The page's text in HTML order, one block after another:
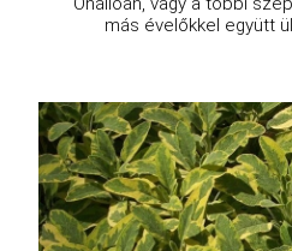
más évelőkkel együtt